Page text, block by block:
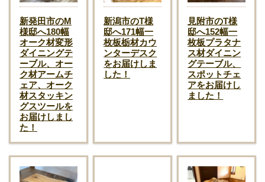
新発田市のM
様邸へ180幅
オーク材変形
ダイニングテ
ーブル、オー
ク材アームチ
ェア、オーク
材スタッキン
グスツールを
お届けしまし
た！
新潟市のT様
邸へ171幅一
枚板栃材カウ
ンターデスク
をお届けしま
した！
見附市のT様
邸へ152幅一
枚板プラタナ
ス材ダイニン
グテーブル、
スポットチェ
アをお届けし
ました！